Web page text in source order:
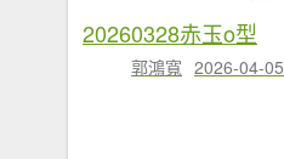
20260328赤玉o型
郭鴻寬 2026-04-05